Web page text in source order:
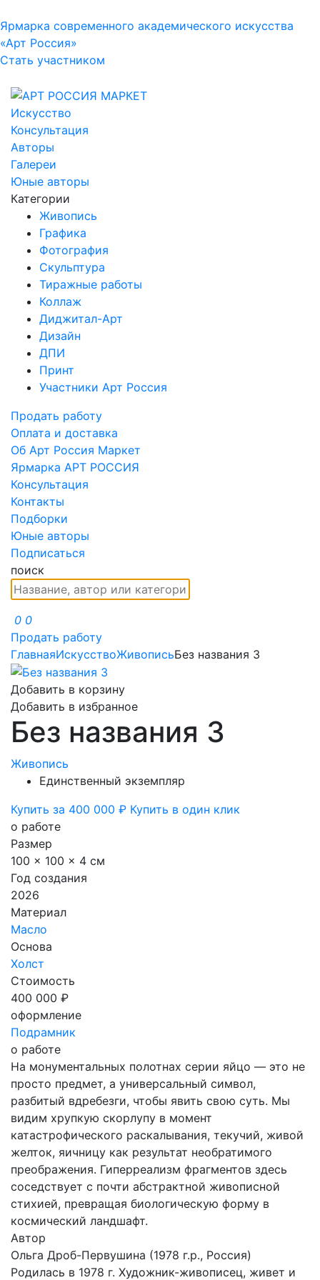
Ярмарка современного академического искусства
«Арт Россия»
Стать участником
Искусство
Консультация
Авторы
Галереи
Юные авторы
Категории
Живопись
Графика
Фотография
Скульптура
Тиражные работы
Коллаж
Диджитал-Арт
Дизайн
ДПИ
Принт
Участники Арт Россия
Продать работу
Оплата и доставка
Об Арт Россия Маркет
Ярмарка АРТ РОССИЯ
Консультация
Контакты
Подборки
Юные авторы
Подписаться
поиск
0 0
Продать работу
ГлавнаяИскусствоЖивописьБез названия 3
Добавить в корзину
Добавить в избранное
Без названия 3
Живопись
Единственный экземпляр
Купить за 400 000 ₽ Купить в один клик
о работе
Размер
100 x 100 x 4 см
Год создания
2026
Материал
Масло
Основа
Холст
Стоимость
400 000 ₽
оформление
Подрамник
о работе
На монументальных полотнах серии яйцо — это не
просто предмет, а универсальный символ,
разбитый вдребезги, чтобы явить свою суть. Мы
видим хрупкую скорлупу в момент
катастрофического раскалывания, текучий, живой
желток, яичницу как результат необратимого
преображения. Гиперреализм фрагментов здесь
соседствует с почти абстрактной живописной
стихией, превращая биологическую форму в
космический ландшафт.
Автор
Ольга Дроб-Первушина (1978 г.р., Россия)
Родилась в 1978 г. Художник-живописец, живет и